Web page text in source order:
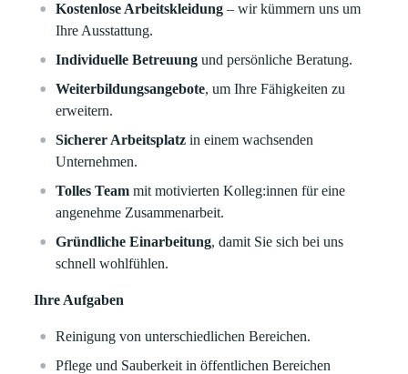
Kostenlose Arbeitskleidung – wir kümmern uns um
Ihre Ausstattung.
Individuelle Betreuung und persönliche Beratung.
Weiterbildungsangebote, um Ihre Fähigkeiten zu
erweitern.
Sicherer Arbeitsplatz in einem wachsenden
Unternehmen.
Tolles Team mit motivierten Kolleg:innen für eine
angenehme Zusammenarbeit.
Gründliche Einarbeitung, damit Sie sich bei uns
schnell wohlfühlen.
Ihre Aufgaben
Reinigung von unterschiedlichen Bereichen.
Pflege und Sauberkeit in öffentlichen Bereichen